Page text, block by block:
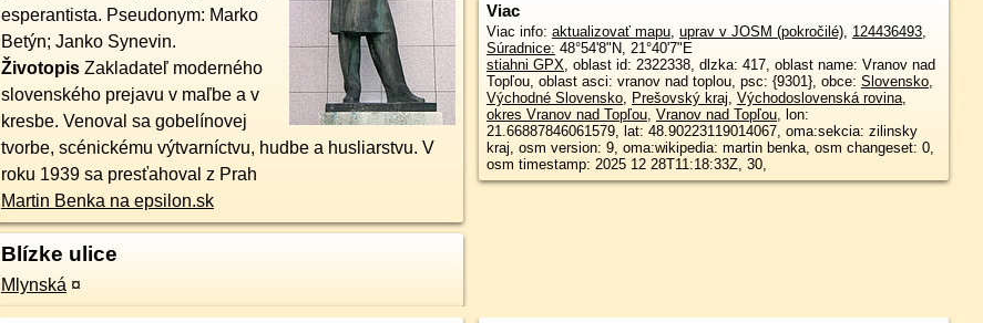
esperantista. Pseudonym: Marko
Betýn; Janko Synevin.
ŽivotopisZakladateľ moderného
slovenského prejavu v maľbe a v
kresbe. Venoval sa gobelínovej
tvorbe, scénickému výtvarníctvu, hudbe a husliarstvu. V
roku 1939 sa presťahoval z Prah
Martin Benka na epsilon.sk
Blízke ulice
Mlynská ¤
Viac
Viac info: aktualizovať mapu, uprav v JOSM (pokročilé), 124436493,
Súradnice: 48°54'8"N, 21°40'7"E
stiahni GPX, oblast id: 2322338, dlzka: 417, oblast name: Vranov nad
Topľou, oblast asci: vranov nad toplou, psc: {9301}, obce: Slovensko,
Východné Slovensko, Prešovský kraj, Východoslovenská rovina,
okres Vranov nad Topľou, Vranov nad Topľou, lon:
21.66887846061579, lat: 48.90223119014067, oma:sekcia: zilinsky
kraj, osm version: 9, oma:wikipedia: martin benka, osm changeset: 0,
osm timestamp: 2025 12 28T11:18:33Z, 30,